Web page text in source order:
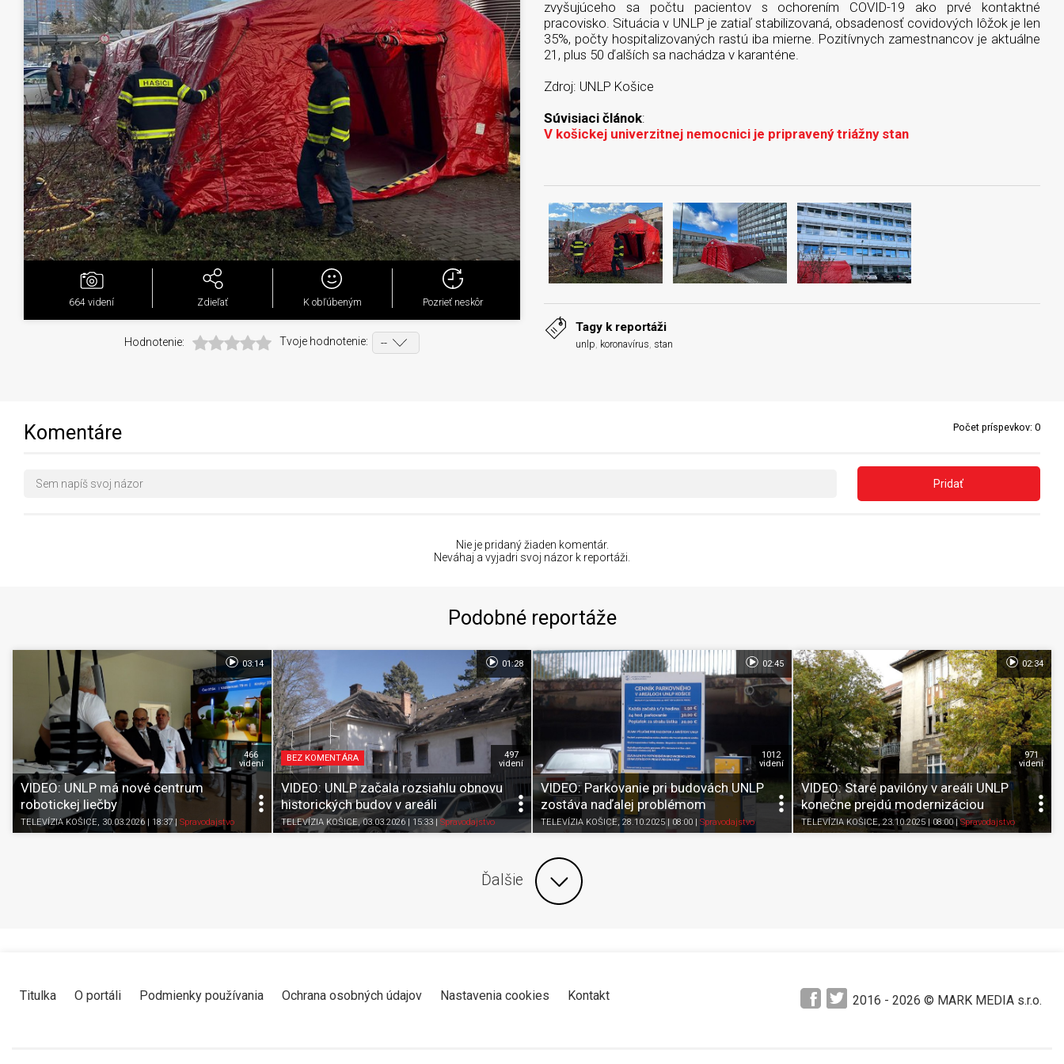
664videní Zdieľať K obľúbeným Pozrieť neskôr
Hodnotenie: Tvoje hodnotenie:
zvyšujúceho sa počtu pacientov s ochorením COVID-19 ako prvé kontaktné
pracovisko. Situácia v UNLP je zatiaľ stabilizovaná, obsadenosť covidových lôžok je len
35%, počty hospitalizovaných rastú iba mierne. Pozitívnych zamestnancov je aktuálne
21, plus 50 ďalších sa nachádza v karanténe.
Zdroj: UNLP Košice
Súvisiaci článok:
V košickej univerzitnej nemocnici je pripravený triážny stan
Tagy k reportáži
unlp koronavírus stan
Komentáre Počet príspevkov: 0
Pridať
Nie je pridaný žiaden komentár.
Neváhaj a vyjadri svoj názor k reportáži.
Podobné reportáže
VIDEO: UNLP má nové centrum
robotickej liečby
TELEVÍZIA KOŠICE, 30.03.2026 | 18:37| Spravodajstvo Pozrieť neskôr
K obľúbeným
Zdieľať
466
videní
03:14
BEZ KOMENTÁRA
VIDEO: UNLP začala rozsiahlu obnovu
historických budov v areáli
TELEVÍZIA KOŠICE, 03.03.2026 | 15:33| Spravodajstvo Pozrieť neskôr
K obľúbeným
Zdieľať
497
videní
01:28
VIDEO: Parkovanie pri budovách UNLP
zostáva naďalej problémom
TELEVÍZIA KOŠICE, 28.10.2025 | 08:00 | Spravodajstvo Pozrieť neskôr
K obľúbeným
Zdieľať
1012
videní
02:45
VIDEO: Staré pavilóny v areáli UNLP
konečne prejdú modernizáciou
TELEVÍZIA KOŠICE, 23.10.2025 | 08:00|Spravodajstvo
971
videní
02:34
Ďalšie
Titulka O portáli Podmienky používania Ochrana osobných údajov Nastavenia cookies Kontakt 2016 - 2026 © MARK MEDIA s.r.o.